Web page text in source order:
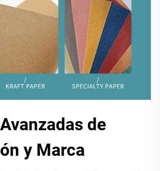
de
y Marca